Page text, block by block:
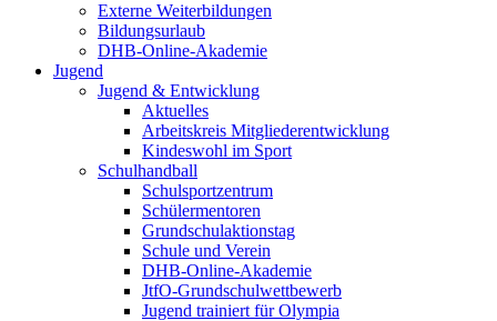
Externe Weiterbildungen
Bildungsurlaub
DHB-Online-Akademie
Jugend
Jugend & Entwicklung
Aktuelles
Arbeitskreis Mitgliederentwicklung
Kindeswohl im Sport
Schulhandball
Schulsportzentrum
Schülermentoren
Grundschulaktionstag
Schule und Verein
DHB-Online-Akademie
JtfO-Grundschulwettbewerb
Jugend trainiert für Olympia